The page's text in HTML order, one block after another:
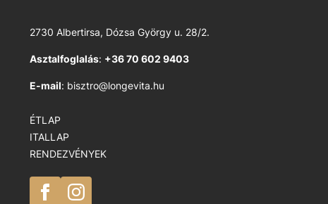
2730 Albertirsa, Dózsa György u. 28/2.
Asztalfoglalás: +36 70 602 9403
E-mail: bisztro@longevita.hu
ÉTLAP
ITALLAP
RENDEZVÉNYEK